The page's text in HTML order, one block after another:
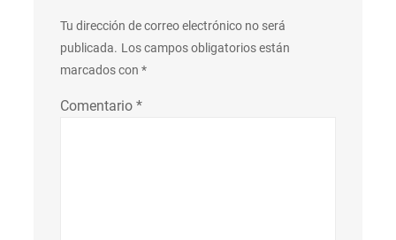
Tu dirección de correo electrónico no será
publicada. Los campos obligatorios están
marcados con *
Comentario *